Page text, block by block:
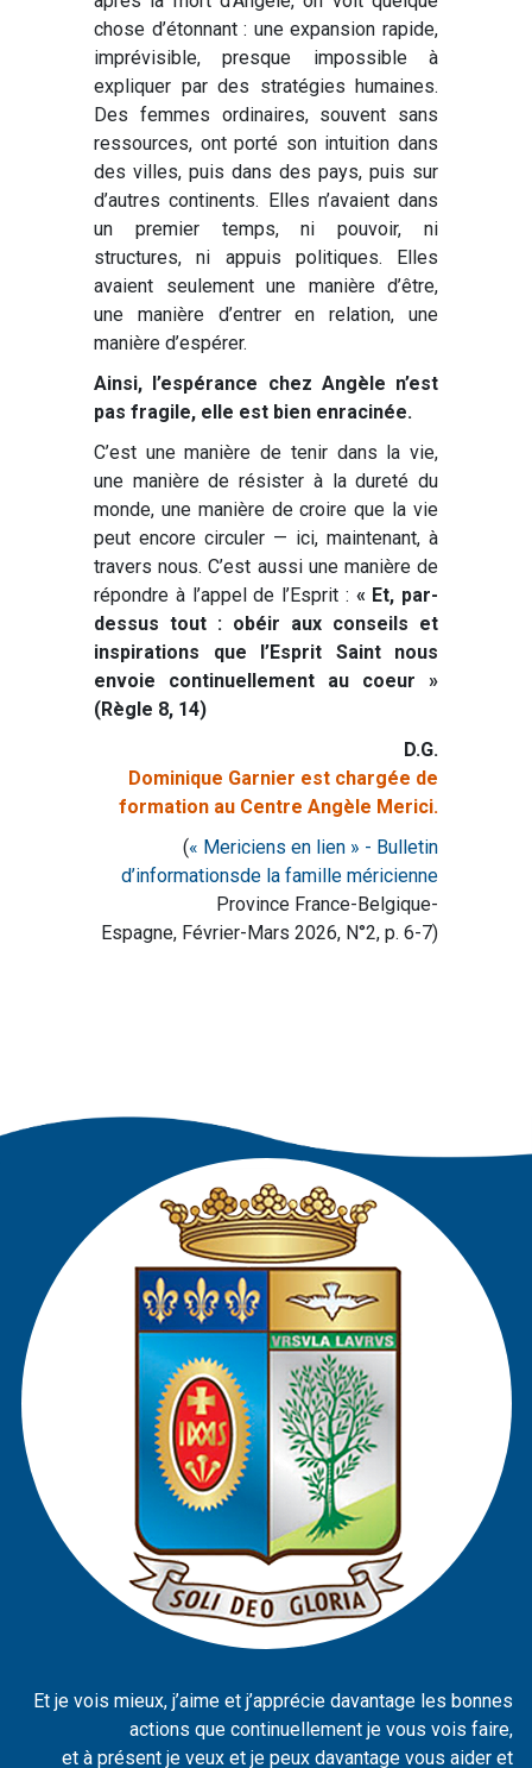
chose d’étonnant : une expansion rapide,
imprévisible, presque impossible à
expliquer par des stratégies humaines.
Des femmes ordinaires, souvent sans
ressources, ont porté son intuition dans
des villes, puis dans des pays, puis sur
d’autres continents. Elles n’avaient dans
un premier temps, ni pouvoir, ni
structures, ni appuis politiques. Elles
avaient seulement une manière d’être,
une manière d’entrer en relation, une
manière d’espérer.
Ainsi, l’espérance chez Angèle n’est
pas fragile, elle est bien enracinée.
C’est une manière de tenir dans la vie,
une manière de résister à la dureté du
monde, une manière de croire que la vie
peut encore circuler — ici, maintenant, à
travers nous. C’est aussi une manière de
répondre à l’appel de l’Esprit : « Et, par-
dessus tout : obéir aux conseils et
inspirations que l’Esprit Saint nous
envoie continuellement au coeur »
(Règle 8, 14)
D.G.
Dominique Garnier est chargée de
formation au Centre Angèle Merici.
(« Mericiens en lien » - Bulletin
d’informationsde la famille méricienne
Province France-Belgique-
Espagne, Février-Mars 2026, N°2, p. 6-7)
Et je vois mieux, j’aime et j’apprécie davantage les bonnes
actions que continuellement je vous vois faire,
et à présent je veux et je peux davantage vous aider et